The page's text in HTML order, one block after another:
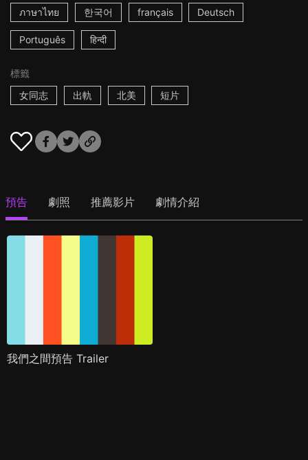
ภาษาไทย 한국어 français Deutsch
Português हिन्दी
標籤
女同志
出軌 北美 短片
預告 劇照 推薦影片 劇情介紹
我們之間預告 Trailer